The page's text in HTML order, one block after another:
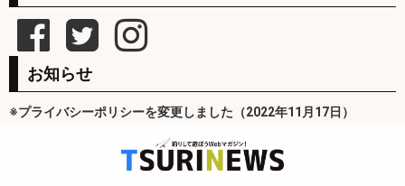
お知らせ
※プライバシーポリシーを変更しました（2022年11月17日）